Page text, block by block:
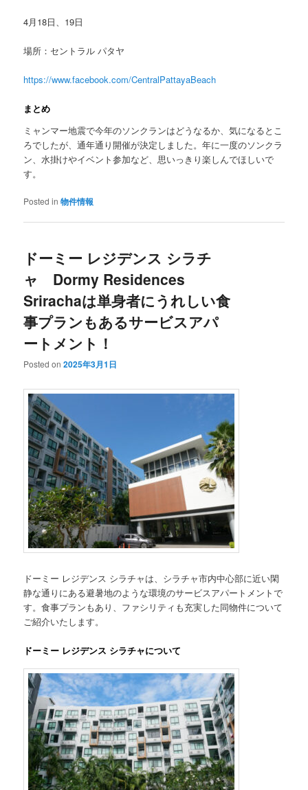
4月18日、19日
場所：セントラル パタヤ
https://www.facebook.com/CentralPattayaBeach
まとめ
ミャンマー地震で今年のソンクランはどうなるか、気になるとこ
ろでしたが、通年通り開催が決定しました。年に一度のソンクラ
ン、水掛けやイベント参加など、思いっきり楽しんでほしいで
す。
Posted in 物件情報
ドーミー レジデンス シラチ
ャ Dormy Residences
Srirachaは単身者にうれしい食
事プランもあるサービスアパ
ートメント！
Posted on2025年3月1日
ドーミー レジデンス シラチャは、シラチャ市内中心部に近い閑
静な通りにある避暑地のような環境のサービスアパートメントで
す。食事プランもあり、ファシリティも充実した同物件について
ご紹介いたします。
ドーミー レジデンス シラチャについて